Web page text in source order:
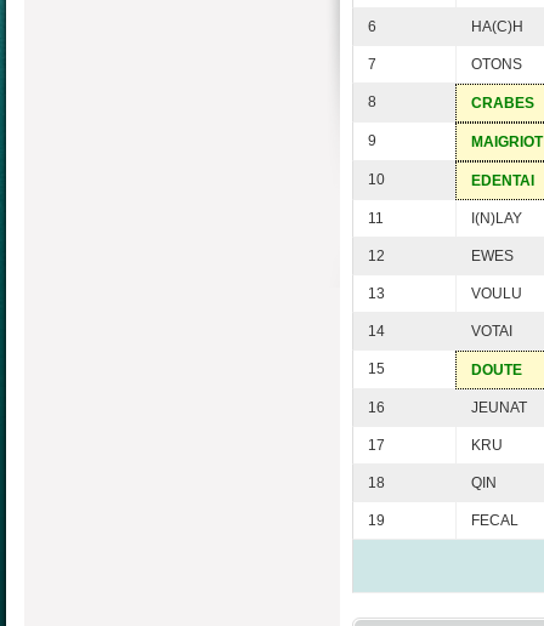
6 HA(C)H
7 OTONS
8 CRABES
9 MAIGRIOT
10 EDENTAI
11 I(N)LAY
12 EWES
13 VOULU
14 VOTAI
15 DOUTE
16 JEUNAT
17 KRU
18 QIN
19 FECAL